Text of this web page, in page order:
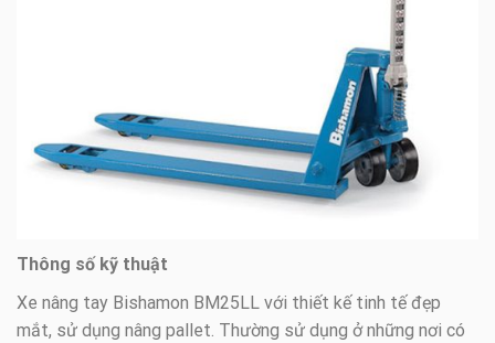
Thông số kỹ thuật
Xe nâng tay Bishamon BM25LL với thiết kế tinh tế đẹp
mắt, sử dụng nâng pallet. Thường sử dụng ở những nơi có